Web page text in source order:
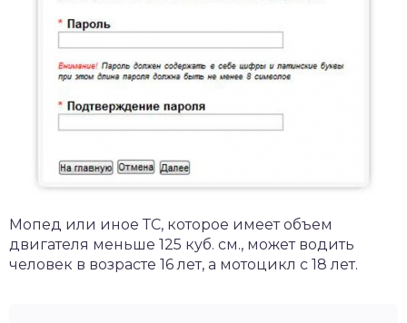
Мопед или иное ТС, которое имеет объем
двигателя меньше 125 куб. см., может водить
человек в возрасте 16 лет, а мотоцикл с 18 лет.